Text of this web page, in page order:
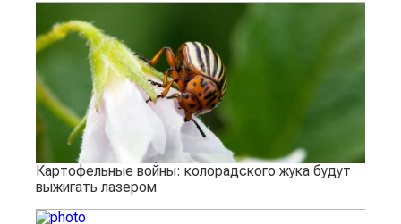
Картофельные войны: колорадского жука будут
выжигать лазером